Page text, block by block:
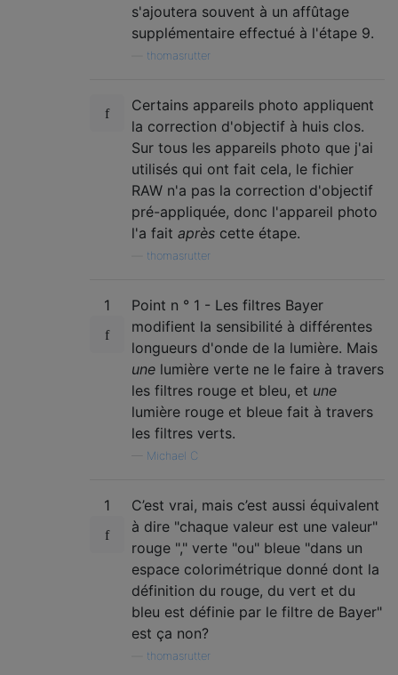
s'ajoutera souvent à un affûtage
supplémentaire effectué à l'étape 9.
thomasrutter
Certains appareils photo appliquent
la correction d'objectif à huis clos.
Sur tous les appareils photo que j'ai
utilisés qui ont fait cela, le fichier
RAW n'a pas la correction d'objectif
pré-appliquée, donc l'appareil photo
l'a fait après cette étape.
thomasrutter
1
Point n ° 1 - Les filtres Bayer
modifient la sensibilité à différentes
longueurs d'onde de la lumière. Mais
une lumière verte ne le faire à travers
les filtres rouge et bleu, et une
lumière rouge et bleue fait à travers
les filtres verts.
Michael C
1
C’est vrai, mais c’est aussi équivalent
à dire "chaque valeur est une valeur"
rouge "," verte "ou" bleue "dans un
espace colorimétrique donné dont la
définition du rouge, du vert et du
bleu est définie par le filtre de Bayer"
est ça non?
thomasrutter